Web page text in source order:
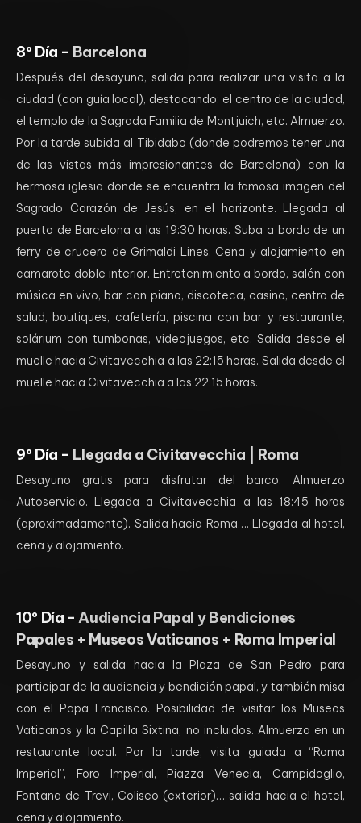
8º Día - Barcelona
Después del desayuno, salida para realizar una visita a la
ciudad (con guía local), destacando: el centro de la ciudad,
el templo de la Sagrada Familia de Montjuich, etc. Almuerzo.
Por la tarde subida al Tibidabo (donde podremos tener una
de las vistas más impresionantes de Barcelona) con la
hermosa iglesia donde se encuentra la famosa imagen del
Sagrado Corazón de Jesús, en el horizonte. Llegada al
puerto de Barcelona a las 19:30 horas. Suba a bordo de un
ferry de crucero de Grimaldi Lines. Cena y alojamiento en
camarote doble interior. Entretenimiento a bordo, salón con
música en vivo, bar con piano, discoteca, casino, centro de
salud, boutiques, cafetería, piscina con bar y restaurante,
solárium con tumbonas, videojuegos, etc. Salida desde el
muelle hacia Civitavecchia a las 22:15 horas. Salida desde el
muelle hacia Civitavecchia a las 22:15 horas.
9º Día - Llegada a Civitavecchia | Roma
Desayuno gratis para disfrutar del barco. Almuerzo
Autoservicio. Llegada a Civitavecchia a las 18:45 horas
(aproximadamente). Salida hacia Roma…. Llegada al hotel,
cena y alojamiento.
10º Día -Audiencia Papal y Bendiciones
Papales + Museos Vaticanos + Roma Imperial
Desayuno y salida hacia la Plaza de San Pedro para
participar de la audiencia y bendición papal, y también misa
con el Papa Francisco. Posibilidad de visitar los Museos
Vaticanos y la Capilla Sixtina, no incluidos. Almuerzo en un
restaurante local. Por la tarde, visita guiada a “Roma
Imperial”, Foro Imperial, Piazza Venecia, Campidoglio,
Fontana de Trevi, Coliseo (exterior)… salida hacia el hotel,
cena y alojamiento.